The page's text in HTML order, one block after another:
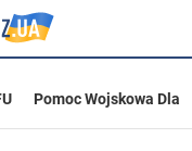
Pomoc Wojskowa Dla